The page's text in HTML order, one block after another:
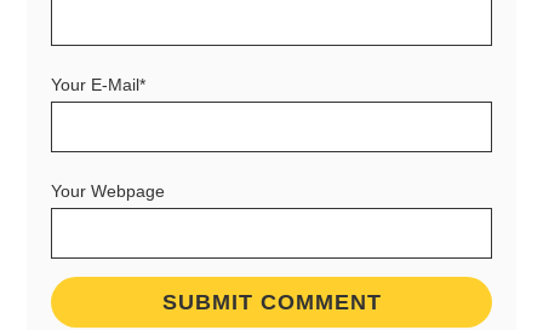
Your E-Mail*
Your Webpage